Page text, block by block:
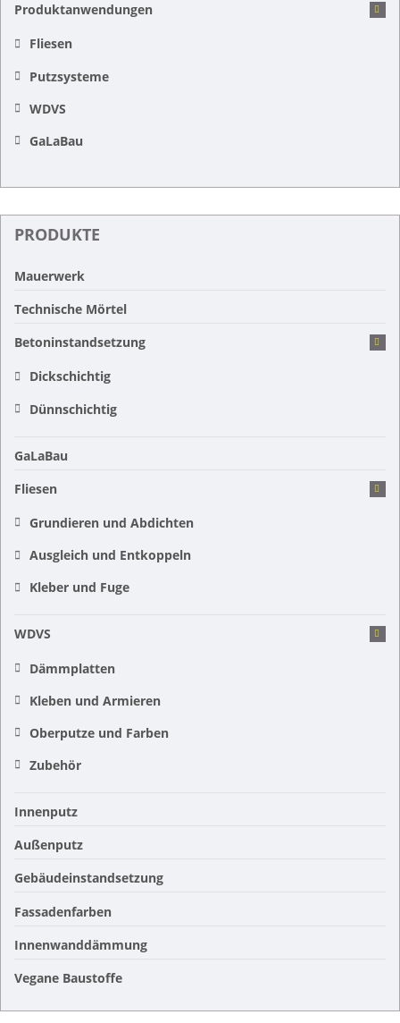
Produktanwendungen
Fliesen
Putzsysteme
WDVS
GaLaBau
PRODUKTE
Mauerwerk
Technische Mörtel
Betoninstandsetzung
Dickschichtig
Dünnschichtig
GaLaBau
Fliesen
Grundieren und Abdichten
Ausgleich und Entkoppeln
Kleber und Fuge
WDVS
Dämmplatten
Kleben und Armieren
Oberputze und Farben
Zubehör
Innenputz
Außenputz
Gebäudeinstandsetzung
Fassadenfarben
Innenwanddämmung
Vegane Baustoffe